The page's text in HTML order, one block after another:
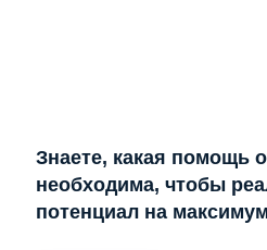
Знаете, какая помощь
необходима, чтобы
потенциал на